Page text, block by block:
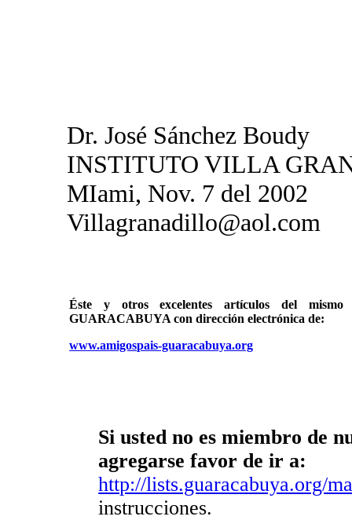
Dr. José Sánchez Boudy
INSTITUTO VILLA
MIami, Nov. 7 del 2002
Villagranadillo@aol.com
Éste y otros excelentes artículos del
GUARACABUYA con dirección electrónica de:
www.amigospais-guaracabuya.org
Si usted no es miembro de
agregarse favor de ir a:
http://lists.guaracabuya.org/
instrucciones.